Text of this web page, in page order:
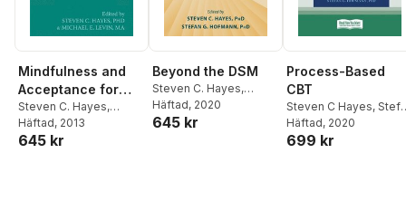
Mindfulness and
Acceptance for
Addictive
Behaviors
Steven C. Hayes,
Steven C Hayes
Michael E Levin
Häftad, 2013
645 kr
Beyond the DSM
Steven C. Hayes,
Steven C. Hayes
Stefan G. Hofmann
Häftad, 2020
645 kr
Process-Based
CBT
Steven C Hayes,
G Hofmann
Häftad, 2020
699 kr